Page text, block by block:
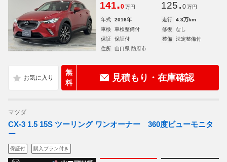
141.0 万円 125. 0 万円
年式 2016年 走行
4.3万km
車検
車検整備付 修復
なし
保証
保証付 整備
法定整備付
住所
山口県 防府市
無
料
見積もり・在庫確認
マツダ
CX-3 1.5 15S ツーリング ワンオーナー 360度ビューモニタ
ー
保証付 購入プラン付き